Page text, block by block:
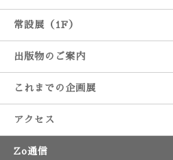
常設展（1F）
出版物のご案内
これまでの企画展
アクセス
Zo通信